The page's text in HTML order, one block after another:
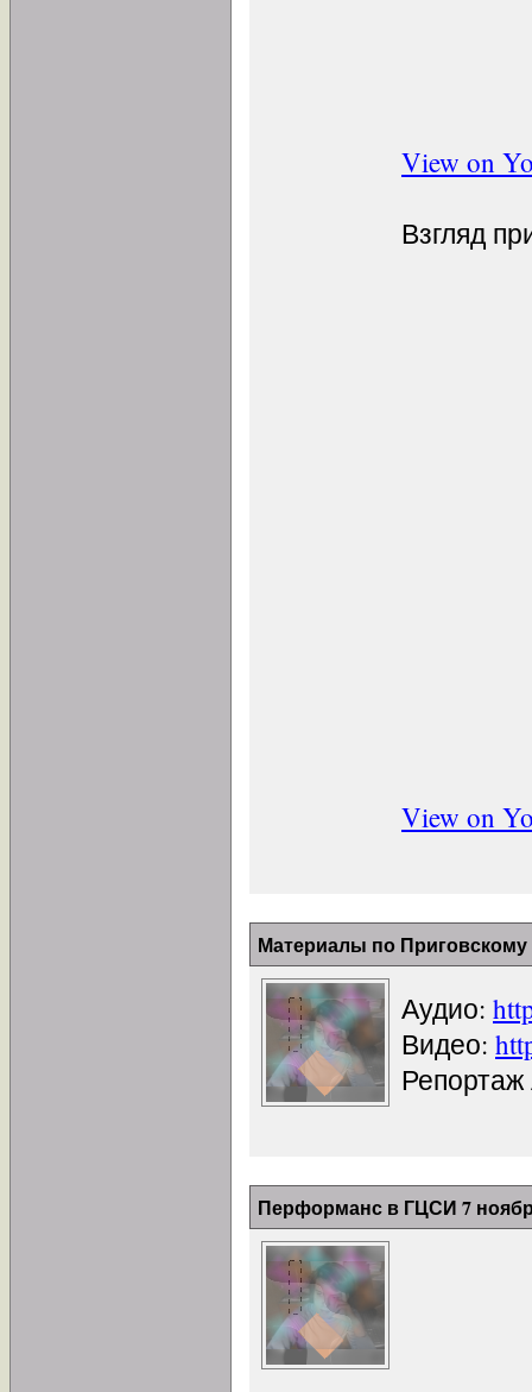
View on
Взгляд
View on
Материалы по Приговскому
Аудио:
Видео:
Перформанс в ГЦСИ 7